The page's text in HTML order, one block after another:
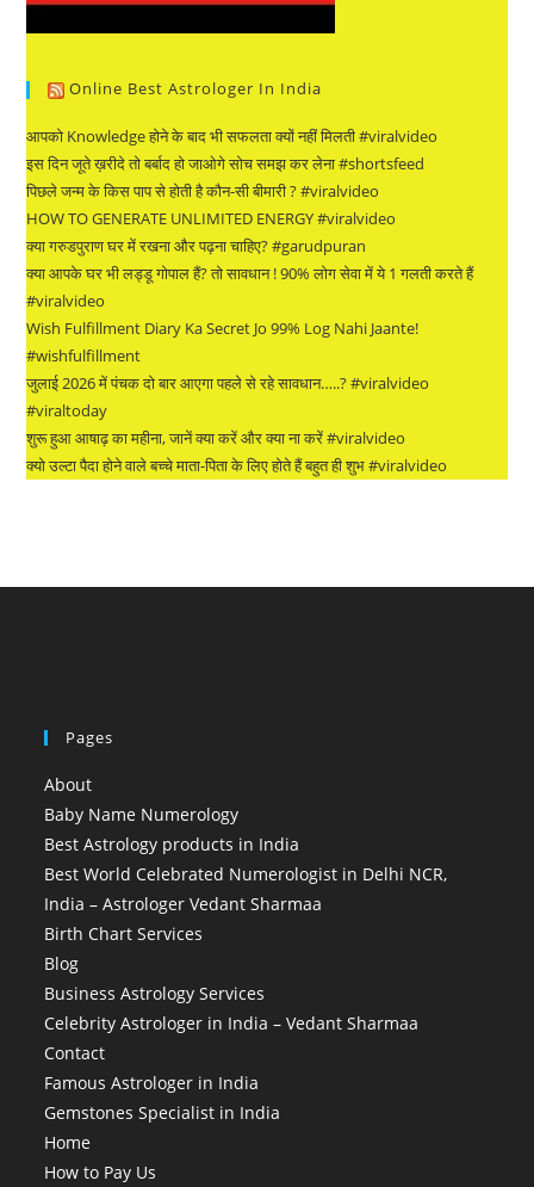
Online Best Astrologer In India
आपको Knowledge होने के बाद भी सफलता क्यों नहीं मिलती #viralvideo
इस दिन जूते ख़रीदे तो बर्बाद हो जाओगे सोच समझ कर लेना #shortsfeed
पिछले जन्म के किस पाप से होती है कौन-सी बीमारी ? #viralvideo
HOW TO GENERATE UNLIMITED ENERGY #viralvideo
क्या गरुडपुराण घर में रखना और पढ़ना चाहिए? #garudpuran
क्या आपके घर भी लड्डू गोपाल हैं? तो सावधान ! 90% लोग सेवा में ये 1 गलती करते हैं
#viralvideo
Wish Fulfillment Diary Ka Secret Jo 99% Log Nahi Jaante!
#wishfulfillment
जुलाई 2026 में पंचक दो बार आएगा पहले से रहे सावधान…..? #viralvideo
#viraltoday
शुरू हुआ आषाढ़ का महीना, जानें क्या करें और क्या ना करें #viralvideo
क्यो उल्टा पैदा होने वाले बच्चे माता-पिता के लिए होते हैं बहुत ही शुभ #viralvideo
Pages
About
Baby Name Numerology
Best Astrology products in India
Best World Celebrated Numerologist in Delhi NCR,
India – Astrologer Vedant Sharmaa
Birth Chart Services
Blog
Business Astrology Services
Celebrity Astrologer in India – Vedant Sharmaa
Contact
Famous Astrologer in India
Gemstones Specialist in India
Home
How to Pay Us